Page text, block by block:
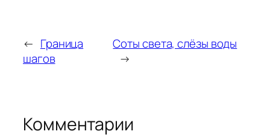
← Граница
шагов
Соты света, слёзы воды
→
Комментарии